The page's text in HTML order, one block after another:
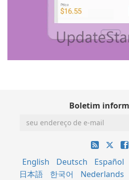
Boletim
English Deutsch Español
日本語
한국어 Nederlands